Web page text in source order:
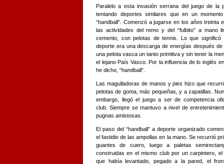
Paralelo a esta invasión serrana del juego de la
tentando deportes similares que en un
“handball”. Comenzó a jugarse en los años
las actividades del remo y del “fulbito” a mano
cemento, con pelotas de tennis. Lo que
deporte era una descarga de energías después
una pelota vasca un tanto primitiva y sin tener la
el lejano País Vasco. Por la influencia de lo inglés
he dicho, “handball”.
Las magulladoras de manos y pies hizo que
pelotas de goma, más pequeñas, y a zapatillas.
embargo, llegó el juego a ser de competencia
club. Siempre se mantuvo a nivel de
pugnas amistosas.
El paso del “handball” a deporte organizado
el fastidio de las ampollas en la mano. Se recurrió
guantes de cuero, luego a paletas
construidas en el mismo club por un carpintero, el
que había levantado, pegado a la pared, el